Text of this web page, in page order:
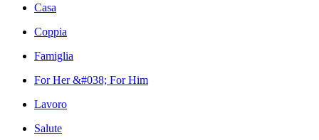
Casa
Coppia
Famiglia
For Her &#038; For Him
Lavoro
Salute